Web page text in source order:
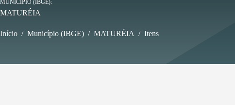
MUNICÍPIO (IBGE)
MATURÉIA
Início / Município (IBGE) / MATURÉIA / Itens